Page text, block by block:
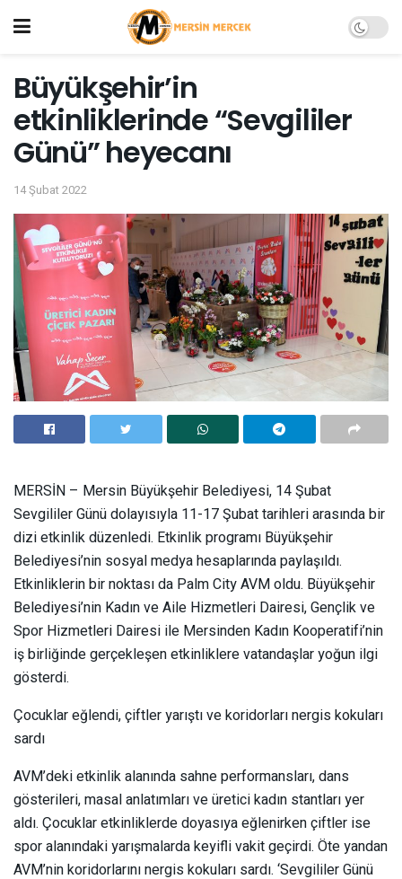
Büyükşehir’in
etkinliklerinde “Sevgililer
Günü” heyecanı
14 Şubat 2022
MERSİN – Mersin Büyükşehir Belediyesi, 14 Şubat
Sevgililer Günü dolayısıyla 11-17 Şubat tarihleri arasında bir
dizi etkinlik düzenledi. Etkinlik programı Büyükşehir
Belediyesi’nin sosyal medya hesaplarında paylaşıldı.
Etkinliklerin bir noktası da Palm City AVM oldu. Büyükşehir
Belediyesi’nin Kadın ve Aile Hizmetleri Dairesi, Gençlik ve
Spor Hizmetleri Dairesi ile Mersinden Kadın Kooperatifi’nin
iş birliğinde gerçekleşen etkinliklere vatandaşlar yoğun ilgi
gösterdi.
Çocuklar eğlendi, çiftler yarıştı ve koridorları nergis kokuları
sardı
AVM’deki etkinlik alanında sahne performansları, dans
gösterileri, masal anlatımları ve üretici kadın stantları yer
aldı. Çocuklar etkinliklerde doyasıya eğlenirken çiftler ise
spor alanındaki yarışmalarda keyifli vakit geçirdi. Öte yandan
AVM’nin koridorlarını nergis kokuları sardı. ‘Sevgililer Günü